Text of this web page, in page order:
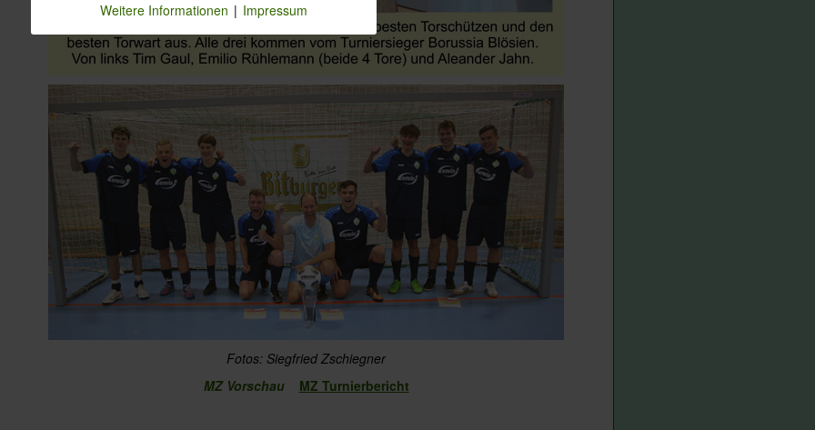
Fotos: Siegfried Zschiegner
MZ Vorschau
MZ Turnierbericht
Weitere Informationen | Impressum